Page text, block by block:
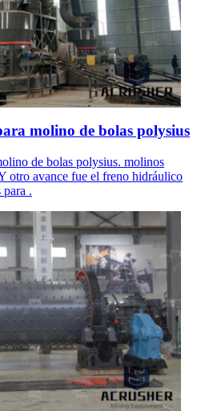
molino de bolas polysius
de bolas polysius. molinos
otro avance fue el freno hidráulico
para .